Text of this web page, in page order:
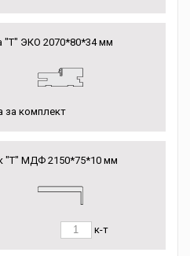
"Т" ЭКО 2070*80*34 мм
за комплект
"Т" МДФ 2150*75*10 мм
к-т